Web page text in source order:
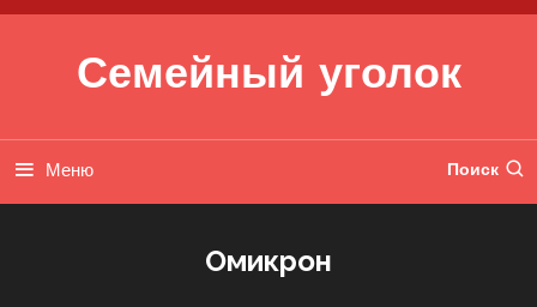
Перейти к содержимому
Семейный уголок
Меню Поиск
Омикрон